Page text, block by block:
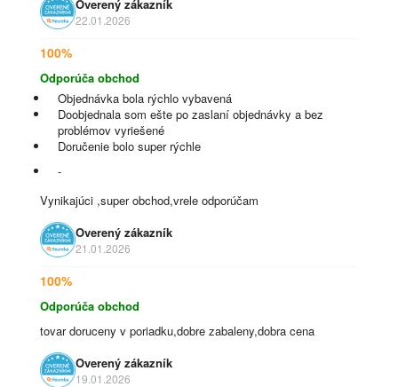
Overený zákazník
22.01.2026
100%
Odporúča obchod
Objednávka bola rýchlo vybavená
Doobjednala som ešte po zaslaní objednávky a bez
problémov vyriešené
Doručenie bolo super rýchle
-
Vynikajúci ,super obchod,vrele odporúčam
Overený zákazník
21.01.2026
100%
Odporúča obchod
tovar doruceny v poriadku,dobre zabaleny,dobra cena
Overený zákazník
19.01.2026